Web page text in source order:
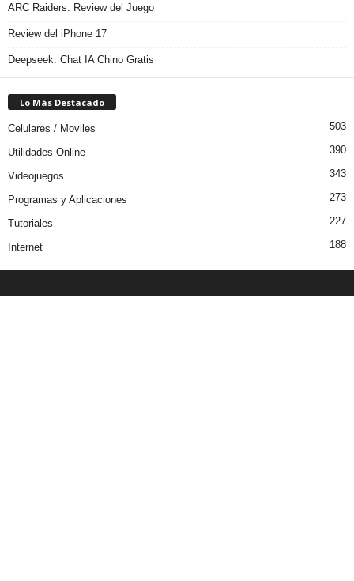
ARC Raiders: Review del Juego
Review del iPhone 17
Deepseek: Chat IA Chino Gratis
Lo Más Destacado
Celulares / Moviles 503
Utilidades Online 390
Videojuegos 343
Programas y Aplicaciones 273
Tutoriales 227
Internet 188